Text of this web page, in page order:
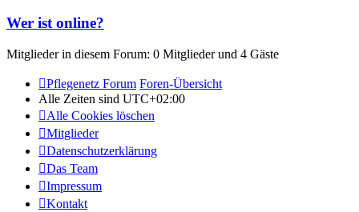
Wer ist online?
Mitglieder in diesem Forum: 0 Mitglieder und 4 Gäste
Pflegenetz Forum Foren-Übersicht
Alle Zeiten sind UTC+02:00
Alle Cookies löschen
Mitglieder
Datenschutzerklärung
Das Team
Impressum
Kontakt